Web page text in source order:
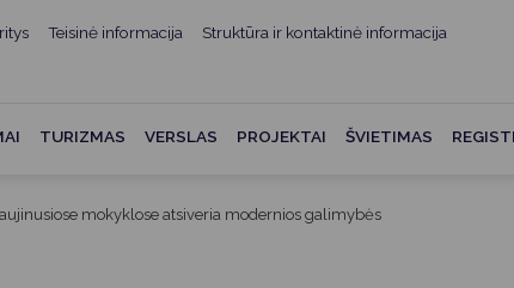
Teisinė informacija
Norminiai teisės aktai
Mero potvarkiai
Struktūra ir kontaktinė informacija
Konsultavimasis su
TURIZMAS VERSLAS PROJEKTAI ŠVIETIMAS
mokyklose atsiveria modernios galimybės